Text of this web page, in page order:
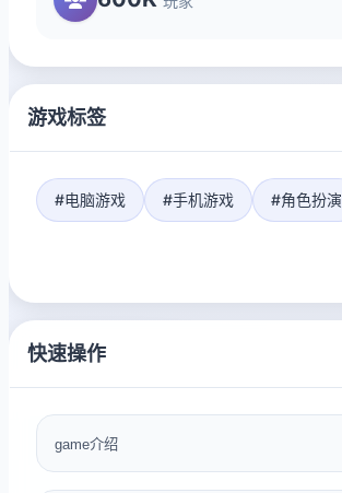
游戏标签
#电脑游戏 #手机游戏 #角色扮演
快速操作
game介绍